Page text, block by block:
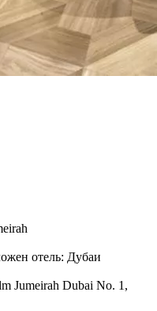
отель: Дубаи
Jumeirah Dubai No. 1,